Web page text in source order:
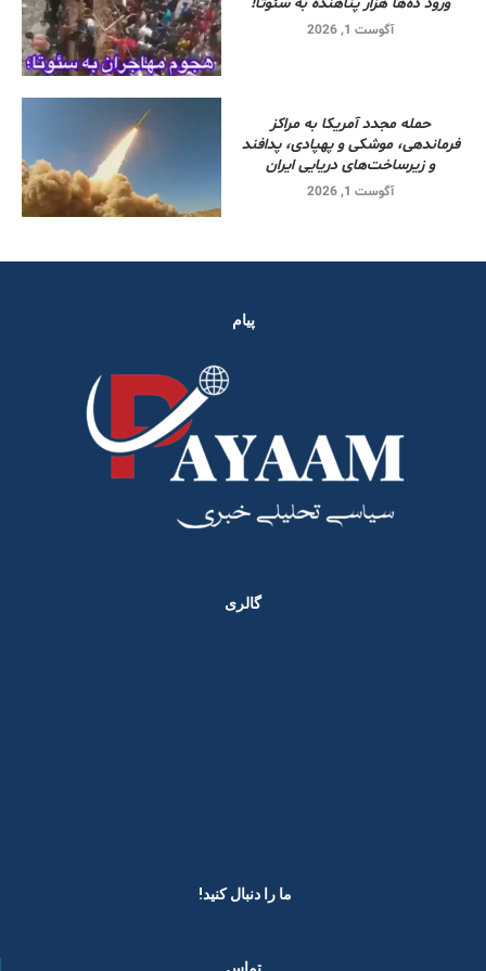
آگوست 1, 2026
حمله مجدد آمریکا به مراکز
فرماندهی، موشکی و پهپادی، پدافند
و زیرساخت‌های دریایی ایران
آگوست 1, 2026
پیام
گالری
ما را دنبال کنید! ​
تماس